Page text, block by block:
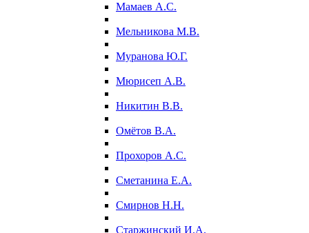
Мамаев А.С.
Мельникова М.В.
Муранова Ю.Г.
Мюрисеп А.В.
Никитин В.В.
Омётов В.А.
Прохоров А.С.
Сметанина Е.А.
Смирнов Н.Н.
Старжинский И.А.